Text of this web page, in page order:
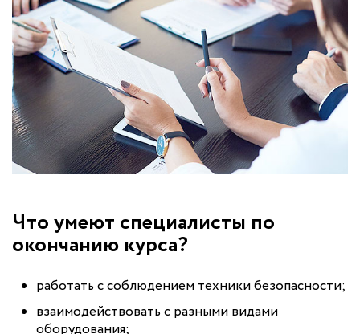
Что умеют специалисты по
окончанию курса?
работать с соблюдением техники безопасности;
взаимодействовать с разными видами
оборудования;